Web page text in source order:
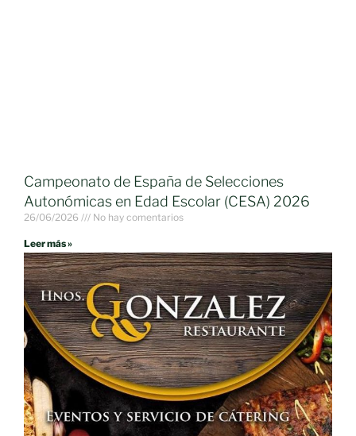
Campeonato de España de Selecciones
Autonómicas en Edad Escolar (CESA) 2026
26/06/2026 No hay comentarios
Leer más »